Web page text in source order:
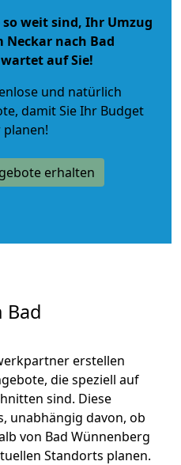
weit sind, Ihr Umzug
Neckar nach Bad
auf Sie!
und natürlich
, damit Sie Ihr Budget
planen!
erhalten
Bad
erstellen
die speziell auf
sind. Diese
unabhängig davon, ob
von Bad Wünnenberg
Standorts planen.